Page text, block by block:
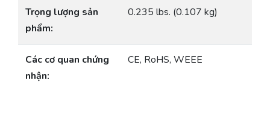
Trọng lượng sản
phẩm:
0.235 lbs. (0.107 kg)
Các cơ quan chứng
nhận:
CE, RoHS, WEEE